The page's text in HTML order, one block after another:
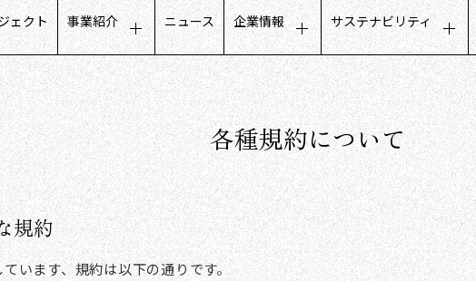
ェクト 事業紹介
カスタマーエクスペリエンス
リテールビジネス
ライフデザインビジネス
パートナーコミュニケーション
データベースマーケティング
ニュース 企業情報
トップメッセージ
会社概要
ミッション・ビジョン・価値観
グループ会社
役員構成
沿革
数字で見るCCC
サステナビリティ
サステナビリティに関
公平でインクルーシブ
地域社会との取り組み
ガバナンスについて
各種規約について
規約
います、規約は以下の通りです。